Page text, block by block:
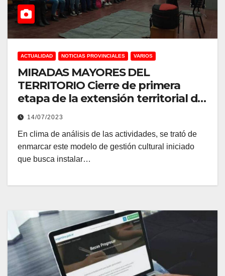
ACTUALIDAD NOTICIAS PROVINCIALES VARIOS
MIRADAS MAYORES DEL
TERRITORIO Cierre de primera
etapa de la extensión territorial del
Centro Cultural Nordeste
14/07/2023
En clima de análisis de las actividades, se trató de
enmarcar este modelo de gestión cultural iniciado
que busca instalar…